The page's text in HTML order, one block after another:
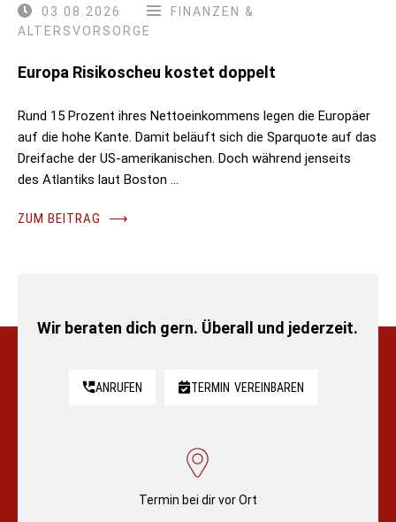
03.08.2026
FINANZEN &
ALTERSVORSORGE
Europa Risikoscheu kostet doppelt
Rund 15 Prozent ihres Nettoeinkommens legen die Europäer
auf die hohe Kante. Damit beläuft sich die Sparquote auf das
Dreifache der US-amerikanischen. Doch während jenseits
des Atlantiks laut Boston …
ZUM BEITRAG ⟶
Wir beraten dich gern. Überall und jederzeit.
ANRUFEN TERMIN VEREINBAREN
Termin bei dir vor Ort